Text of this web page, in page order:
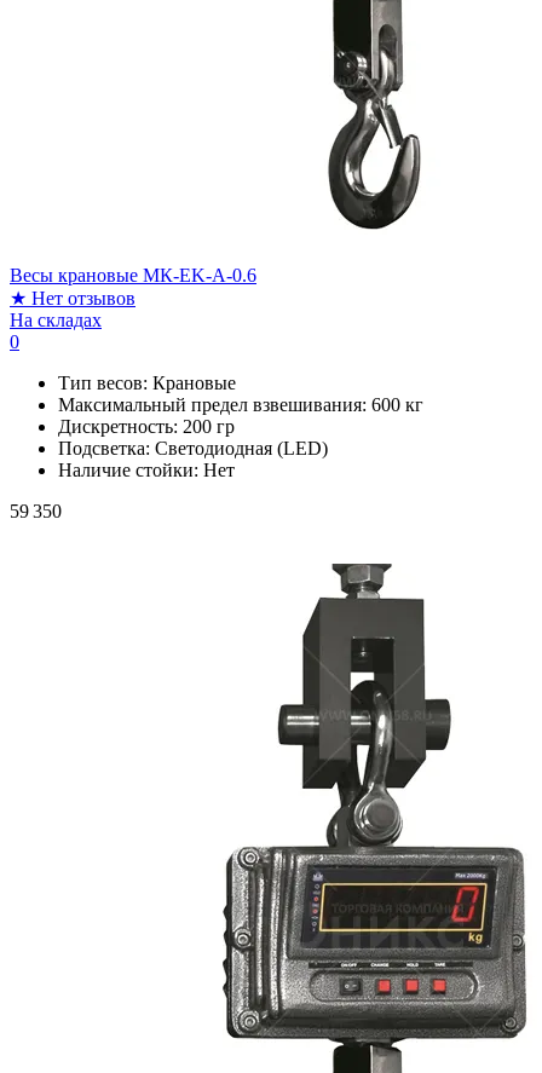
Весы крановые МК-EK-A-0.6
★ Нет отзывов
На складах
0
Тип весов: Крановые
Максимальный предел взвешивания: 600 кг
Дискретность: 200 гр
Подсветка: Светодиодная (LED)
Наличие стойки: Нет
59 350